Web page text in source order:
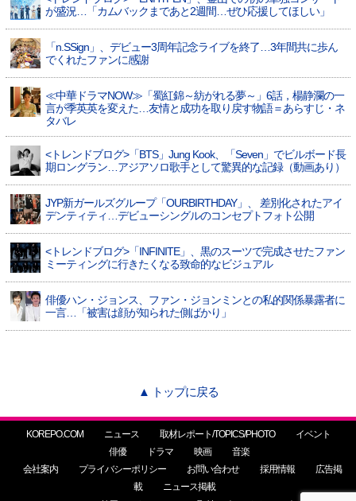
が盛況…「カムバックまであと2週間…ぜひ応援してほしい」
「n.SSign」、デビュー3周年記念ライブを終了…3年間共に歩ん
でくれたファンに感謝
≪中華ドラマNOW≫「蜀紅錦～紡がれる夢～」6話，楊静瀾の一
言が季英英を変えた…友情と成功を取り戻す物語＝あらすじ・ネ
タバレ
<トレンドブログ>「BTS」Jung Kook、「Seven」でビルボード長
期ロングラン…アジアソロ歌手として驚異的な記録（動画あり）
JYP新ガールズグループ「OURBIRTHDAY」、 差別化されたアイ
デンティティ…デビューシングルのコンセプトフォト公開
<トレンドブログ>「INFINITE」、黒のスーツで完成させたファン
ミーティングに行きたくなる致命的なビジュアル
俳優ハン・ジョンス、ファン・ジョンミンとの私的関係暴露者に
一言…「被害は顔が知られた側ばかり」
▲ トップに戻る
KOREPO.COM ニュース 取材レポート/TOPICS/PHOTO
イベント
俳優
ドラマ 映画
音楽
会社案内
プライバシーポリシー お問い合わせ 採用情報
広告掲
載
ニュース掲載